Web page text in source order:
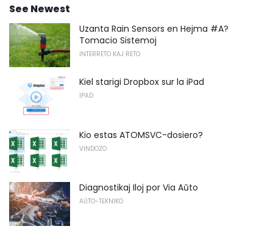
See Newest
Uzanta Rain Sensors en Hejma #A?
Tomacio Sistemoj
INTERRETO KAJ RETO
Kiel starigi Dropbox sur la iPad
IPAD
Kio estas ATOMSVC-dosiero?
VINDOZO
Diagnostikaj Iloj por Via Aŭto
AŬTO-TEKNIKO